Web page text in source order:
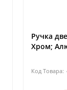
Ручка
Хром;